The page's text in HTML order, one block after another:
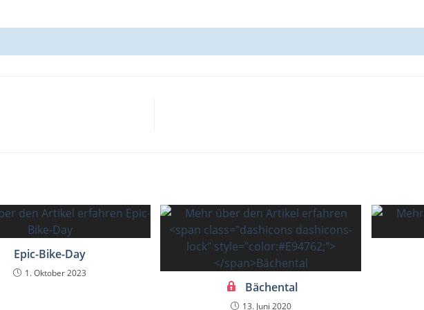
Epic-Bike-Day
1. Oktober 2023
Bächental
13. Juni 2020